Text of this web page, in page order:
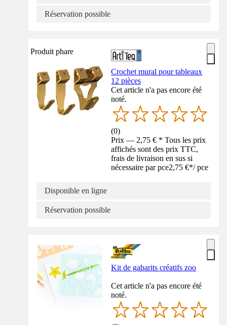
Réservation possible
Produit phare
Crochet mural pour tableaux
12 pièces
Cet article n'a pas encore été
noté.
(0)
Prix — 2,75 € * Tous les prix
affichés sont des prix TTC,
frais de livraison en sus si
nécessaire par pce2,75 €*/ pce
Disponible en ligne
Réservation possible
Kit de gabarits créatifs zoo
Cet article n'a pas encore été
noté.